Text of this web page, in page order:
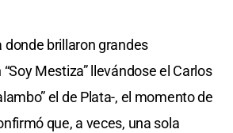
donde brillaron grandes
Mestiza” llevándose el Carlos
el de Plata-, el momento de
que, a veces, una sola